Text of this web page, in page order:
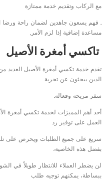
مع الركاب وتقديم خدمة ممتازة
. فهم يسعون جاهدين لضمان راحة ورضا
مساعدة إضافية إذا لزم الأمر.
تاكسي أمغرة الأصيل
تقدم خدمة تكسي أمغرة الأصيل العديد من
الذين يبحثون عن تجربة
سفر مريحة وفعالة.
أحد أهم المميزات لخدمة تكسي أمغرة
العمل على توفير رد
سريع على جميع الطلبات ويحرص على
بفضل هذه الخاصية،
لن يضطر العملاء للانتظار طويلاً في
ببساطة، يمكنهم توجيه طلب